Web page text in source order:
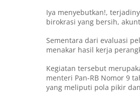
Iya menyebutkan!,
birokrasi yang bersih,
Sementara dari evaluasi
menakar hasil kerja
Kegiatan tersebut
menteri Pan-RB Nomor 9
yang meliputi pola pikir